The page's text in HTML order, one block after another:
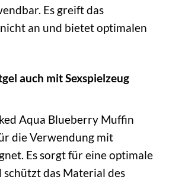
Es greift das
an und bietet optimalen
auch mit Sexspielzeug
Aqua Blueberry Muffin
die Verwendung mit
Es sorgt für eine optimale
das Material des